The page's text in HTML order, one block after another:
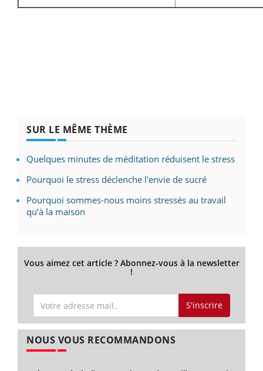
SUR LE MÊME THÈME
Quelques minutes de méditation réduisent le stress
Pourquoi le stress déclenche l'envie de sucré
Pourquoi sommes-nous moins stressés au travail
qu’à la maison
Vous aimez cet article ? Abonnez-vous à la newsletter
!
S'inscrire
NOUS VOUS RECOMMANDONS